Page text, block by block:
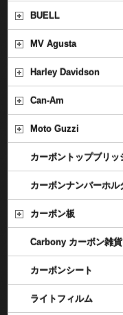
BUELL
MV Agusta
Harley Davidson
Can-Am
Moto Guzzi
カーボントップブリッ
カーボンナンバーホル
カーボン板
Carbony カーボン雑貨
カーボンシート
ライトフィルム